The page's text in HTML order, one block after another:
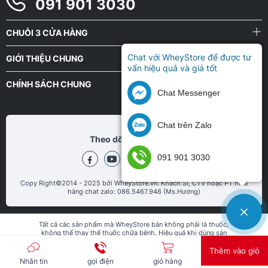
- Sử dụng xong phải kéo kín miệng túi.
- Không sử dụng khi thấy sản phẩm chuyển màu hoặc mùi bất
thường.
- Nếu mẫn cảm với bất kỳ thành phần nào của sản phẩm, hãy
tham khảo ý kiến bác sĩ trước khi dùng.
Nhắn tin gọi điện giỏ hàng
Thêm vào giỏ
091 901 3030
CHUỖI 3 CỬA HÀNG
GIỚI THIỆU CHUNG
CHÍNH SÁCH CHUNG
Theo dõi chũng tôi tại
Copy Right©2014 - 2025 bởi WheyStore.vn. Khách Sỉ, CTV hoặc PT mua
hàng chat zalo: 086.5467.946 (Ms.Hương)
Tất cả các sản phẩm mà WheyStore bán không phải là thuốc,
không thể thay thế thuốc chữa bệnh. Hiệu quả khi dùng sản
phẩm còn tùy thuộc vào cơ địa và chế độ ăn uống, sinh hoạt, tập
luyện của mỗi người. Phản ánh & đánh giá thái độ, chất lượng
dịch vụ, sản phẩm qua email: info@wheystore.vn
Chat với WheyStore để được tư
vấn hiệu quả và giá tốt
Chat Messenger
Chat trên Zalo
091 901 3030